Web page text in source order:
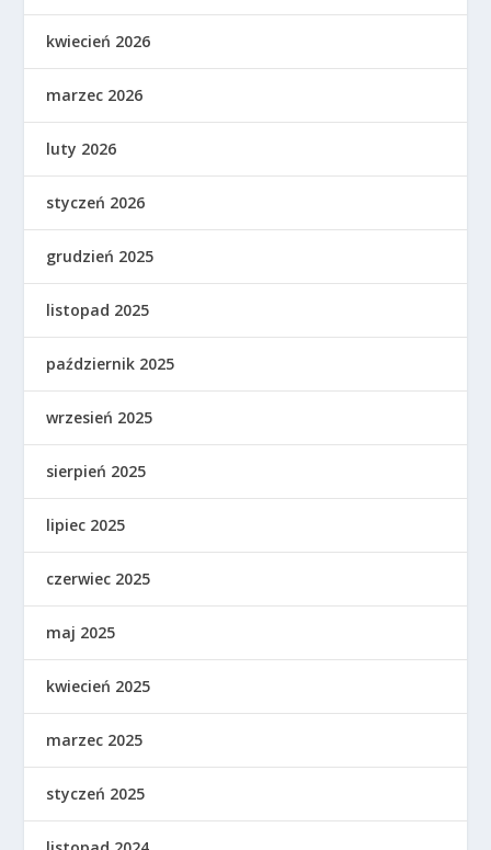
kwiecień 2026
marzec 2026
luty 2026
styczeń 2026
grudzień 2025
listopad 2025
październik 2025
wrzesień 2025
sierpień 2025
lipiec 2025
czerwiec 2025
maj 2025
kwiecień 2025
marzec 2025
styczeń 2025